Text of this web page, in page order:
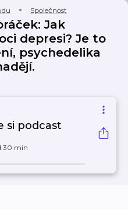
Společnost
Jak
depresi? Je to
psychedelika
si podcast
30 min